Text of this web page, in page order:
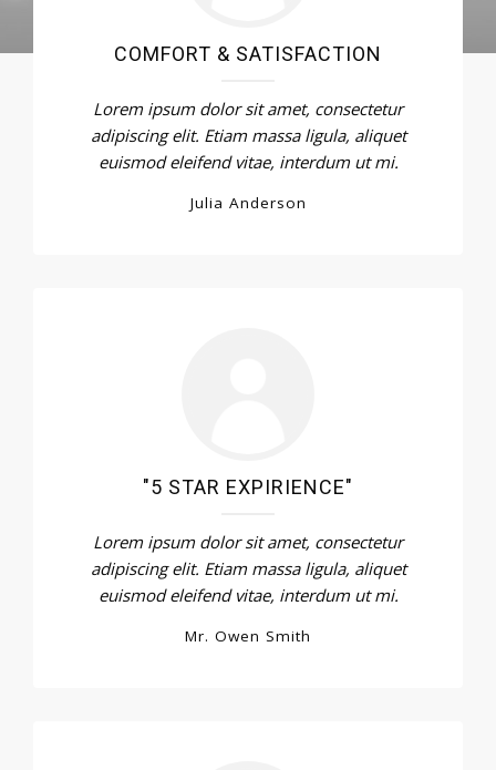
COMFORT & SATISFACTION
Lorem ipsum dolor sit amet, consectetur
adipiscing elit. Etiam massa ligula, aliquet
euismod eleifend vitae, interdum ut mi.
Julia Anderson
"5 STAR EXPIRIENCE"
Lorem ipsum dolor sit amet, consectetur
adipiscing elit. Etiam massa ligula, aliquet
euismod eleifend vitae, interdum ut mi.
Mr. Owen Smith